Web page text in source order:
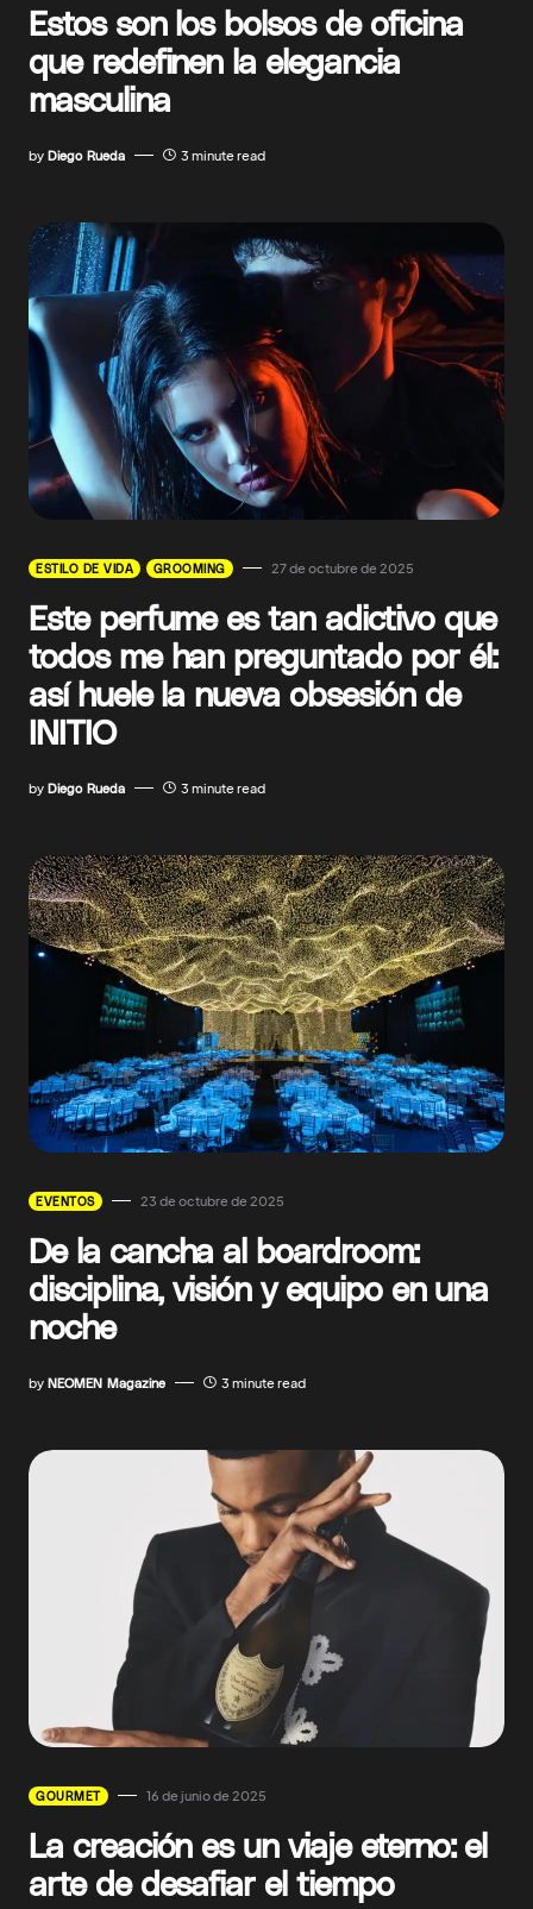
Estos son los bolsos de oficina
que redefinen la elegancia
masculina
by Diego Rueda 3 minute read
ESTILO DE VIDA GROOMING 27 de octubre de 2025
Este perfume es tan adictivo que
todos me han preguntado por él:
así huele la nueva obsesión de
INITIO
by Diego Rueda 3 minute read
EVENTOS 23 de octubre de 2025
De la cancha al boardroom:
disciplina, visión y equipo en una
noche
by NEOMEN Magazine 3 minute read
GOURMET 16 de junio de 2025
La creación es un viaje eterno: el
arte de desafiar el tiempo